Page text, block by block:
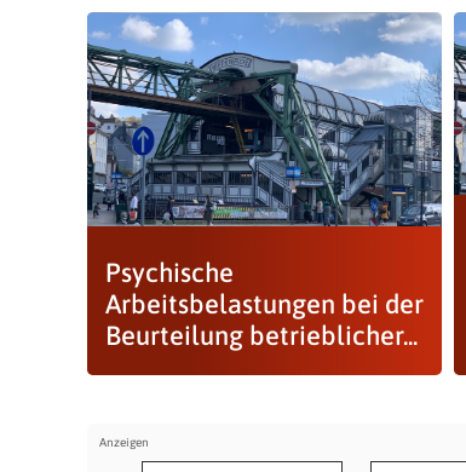
Psychische
Arbeitsbelastungen bei der
Beurteilung betrieblicher...